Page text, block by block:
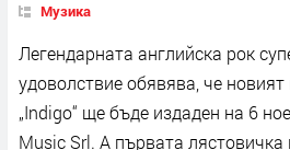
Музика
Легендарната английска рок
удоволствие обявява, че
„Indigo“ ще бъде издаден на 6
Music Srl. А първата лястовичка